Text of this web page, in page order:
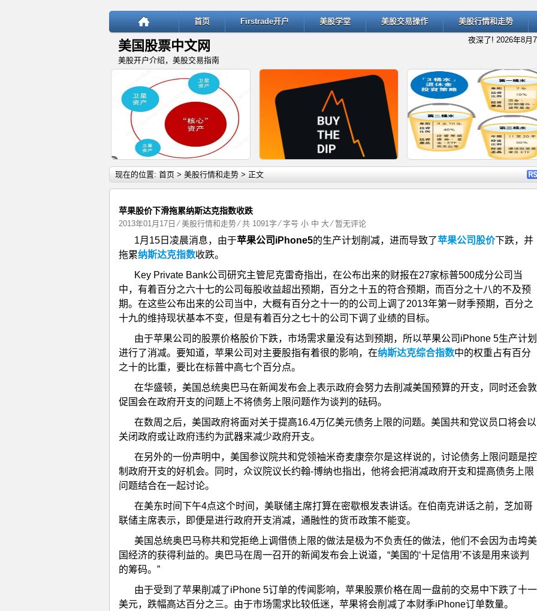
首页 Firstrade开户 美股学堂 美股交易操作 美股行情和走势
夜深了! 2026年8月
美国股票中文网
美股开户介绍，美股交易指南
详细内容
“核心—卫星”投资策略：稳健与
详细内容
什么是“逢低买入”（Buy the D
详细
退休规划的经典方法：深入了解
现在的位置: 首页 > 美股行情和走势 > 正文
苹果股价下滑拖累纳斯达克指数收跌
2013年01月17日 ⁄美股行情和走势⁄ 共 1091字 ⁄ 字号 小 中 大 ⁄暂无评论
1月15日凌晨消息，由于苹果公司iPhone5的生产计划削减，进而导致了苹果公司股价下跌，并
拖累纳斯达克指数收跌。
Key Private Bank公司研究主管尼克雷奇指出，在公布出来的财报在27家标普500成分公司当
中，有着百分之六十七的公司每股收益超出预期，百分之十五的符合预期，而百分之十八的不及预
期。在这些公布出来的公司当中，大概有百分之十一的的公司上调了2013年第一财季预期，百分之
十九的维持现状基本不变，但是有着百分之七十的公司下调了业绩的目标。
由于苹果公司的股票价格股价下跌，市场需求量没有达到预期，所以苹果公司iPhone 5生产计划
进行了消减。要知道，苹果公司对主要股指有着很的影响，在纳斯达克综合指数中的权重占有百分
之十的比重，要比在标普中高七个百分点。
在华盛顿，美国总统奥巴马在新闻发布会上表示政府会努力去削减美国预算的开支，同时还会敦
促国会在政府开支的问题上不将债务上限问题作为谈判的砝码。
在数周之后，美国政府将面对关于提高16.4万亿美元债务上限的问题。美国共和党议员口将会以
关闭政府或让政府违约为武器来减少政府开支。
在另外的一份声明中，美国参议院共和党领袖米奇麦康奈尔是这样说的，讨论债务上限问题是控
制政府开支的好机会。同时，众议院议长约翰-博纳也指出，他将会把消减政府开支和提高债务上限
问题结合在一起讨论。
在美东时间下午4点这个时间，美联储主席打算在密歇根发表讲话。在伯南克讲话之前，芝加哥
联储主席表示，即便是进行政府开支消减，通融性的货币政策不能变。
美国总统奥巴马称共和党拒绝上调借债上限的做法是极为不负责任的做法，他们不会因为击垮美
国经济的获得利益的。奥巴马在周一召开的新闻发布会上说道，“美国的‘十足信用’不该是用来谈判
的筹码。”
由于受到了苹果削减了iPhone 5订单的传闻影响，苹果股票价格在周一盘前的交易中下跌了十一
美元，跌幅高达百分之三。由于市场需求比较低迷，苹果将会削减了本财季iPhone订单数量。